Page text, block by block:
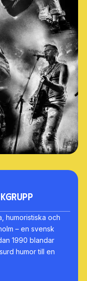
humoristiska och
– en svensk
1990 blandar
humor till en